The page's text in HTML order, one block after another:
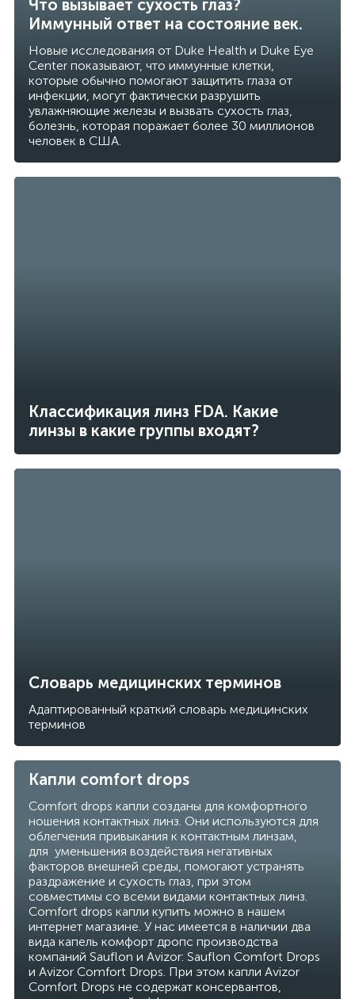
Что вызывает сухость глаз?
Иммунный ответ на состояние век.
Новые исследования от Duke Health и Duke Eye
Center показывают, что иммунные клетки,
которые обычно помогают защитить глаза от
инфекции, могут фактически разрушить
увлажняющие железы и вызвать сухость глаз,
болезнь, которая поражает более 30 миллионов
человек в США.
Классификация линз FDA. Какие
линзы в какие группы входят?
Словарь медицинских терминов
Адаптированный краткий словарь медицинских
терминов
Капли comfort drops
Comfort drops капли созданы для комфортного
ношения контактных линз. Они используются для
облегчения привыкания к контактным линзам,
для уменьшения воздействия негативных
факторов внешней среды, помогают устранять
раздражение и сухость глаз, при этом
совместимы со всеми видами контактных линз.
Comfort drops капли купить можно в нашем
интернет магазине. У нас имеется в наличии два
вида капель комфорт дропс производства
компаний Sauflon и Avizor: Sauflon Comfort Drops
и Avizor Comfort Drops. При этом капли Avizor
Comfort Drops не содержат консервантов,